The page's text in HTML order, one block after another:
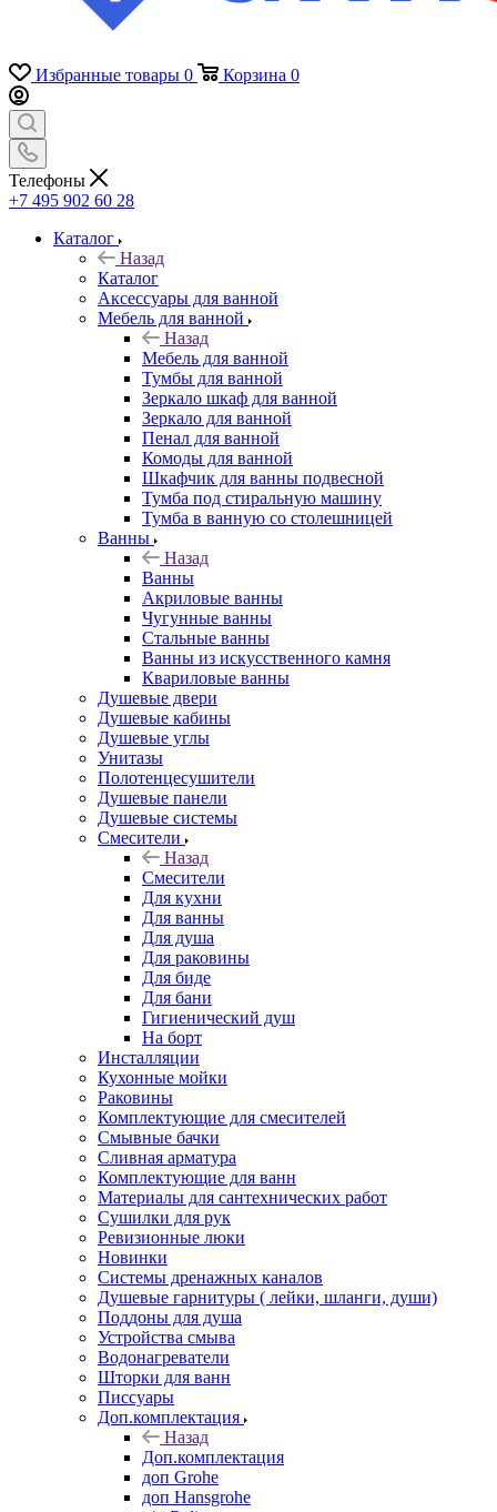
Избранные товары 0 Корзина 0
Телефоны
+7 495 902 60 28
Каталог
Назад
Каталог
Аксессуары для ванной
Мебель для ванной
Назад
Мебель для ванной
Тумбы для ванной
Зеркало шкаф для ванной
Зеркало для ванной
Пенал для ванной
Комоды для ванной
Шкафчик для ванны подвесной
Тумба под стиральную машину
Тумба в ванную со столешницей
Ванны
Назад
Ванны
Акриловые ванны
Чугунные ванны
Стальные ванны
Ванны из искусственного камня
Квариловые ванны
Душевые двери
Душевые кабины
Душевые углы
Унитазы
Полотенцесушители
Душевые панели
Душевые системы
Смесители
Назад
Смесители
Для кухни
Для ванны
Для душа
Для раковины
Для биде
Для бани
Гигиенический душ
На борт
Инсталляции
Кухонные мойки
Раковины
Комплектующие для смесителей
Смывные бачки
Сливная арматура
Комплектующие для ванн
Материалы для сантехнических работ
Сушилки для рук
Ревизионные люки
Новинки
Системы дренажных каналов
Душевые гарнитуры ( лейки, шланги, души)
Поддоны для душа
Устройства смыва
Водонагреватели
Шторки для ванн
Писсуары
Доп.комплектация
Назад
Доп.комплектация
доп Grohe
доп Hansgrohe